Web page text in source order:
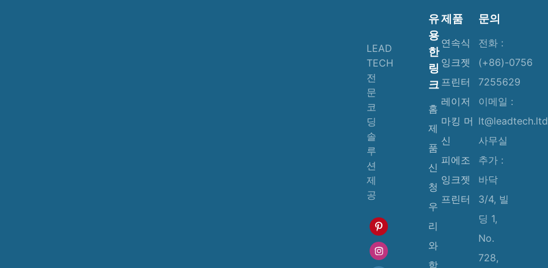
LEAD
TECH
전
문
코
딩
솔
루
션
제
공
유
용
한
링
크
홈
제
품
신
청
우
리
와
함
제품
연속식
잉크젯
프린터
레이저
마킹 머
신
피에조
잉크젯
프린터
문의
전화 :
(+86)-0756
7255629
이메일 :
lt@leadtech.ltd
사무실
추가 :
바닥
3/4, 빌
딩 1,
No.
728,